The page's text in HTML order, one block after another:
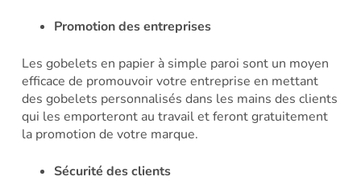
Promotion des entreprises
Les gobelets en papier à simple paroi sont un moyen
efficace de promouvoir votre entreprise en mettant
des gobelets personnalisés dans les mains des clients
qui les emporteront au travail et feront gratuitement
la promotion de votre marque.
Sécurité des clients